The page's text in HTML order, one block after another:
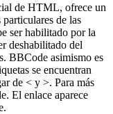
de HTML, ofrece un
de las
ser habilitado por la
deshabilitado del
BBCode asimismo es
se encuentran
de < y >. Para más
El enlace aparece